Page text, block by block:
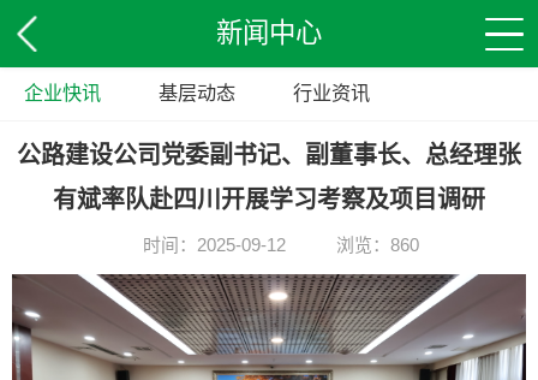
新闻中心
企业快讯 基层动态 行业资讯
公路建设公司党委副书记、副董事长、总经理张
有斌率队赴四川开展学习考察及项目调研
时间：2025-09-12 浏览：860